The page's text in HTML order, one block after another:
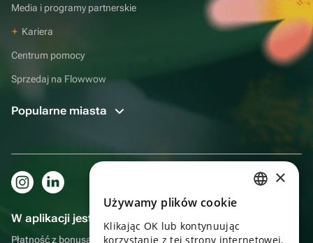
Media i programy partnerskie
Kariera
Centrum pomocy
Sprzedaj na Flowwow
Popularne miasta
W aplikacji jest to jeszcze wygodniejsze!
Płatność z bonusami, samodzielna dostawa, wygodny czat z
×
Używamy plików cookie
Klikając OK lub kontynuując
korzystanie z tej strony internetowej,